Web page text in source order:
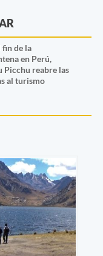
fin de la
en Perú,
Picchu reabre las
al turismo